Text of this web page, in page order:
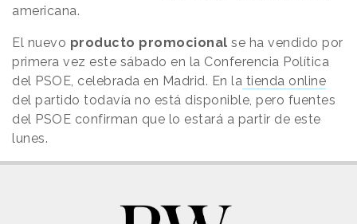
americana.
El nuevo producto promocional se ha vendido por
primera vez este sábado en la Conferencia Política
del PSOE, celebrada en Madrid. En la tienda online
del partido todavía no está disponible, pero fuentes
del PSOE confirman que lo estará a partir de este
lunes.